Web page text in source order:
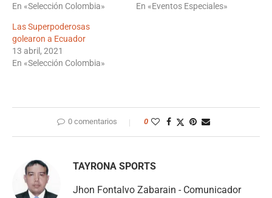
En «Selección Colombia»
En «Eventos Especiales»
Las Superpoderosas
golearon a Ecuador
13 abril, 2021
En «Selección Colombia»
0 comentarios 0
TAYRONA SPORTS
Jhon Fontalvo Zabarain - Comunicador